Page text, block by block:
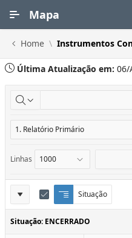
Mapa
Home Instrumentos
Última Atualização em: 06/
Linhas
Definições
do
Relatório
Situação
Q
u
e
b
E
d
i
t
Situação: ENCERRADO